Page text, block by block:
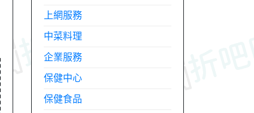
上網服務
中菜料理
企業服務
保健中心
保健食品